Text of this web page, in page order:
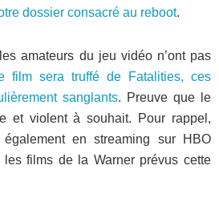
dossier consacré au reboot.
amateurs du jeu vidéo n’ont pas
film sera truffé de Fatalities, ces
sanglants. Preuve que le
et violent à souhait. Pour rappel,
également en streaming sur HBO
les films de la Warner prévus cette